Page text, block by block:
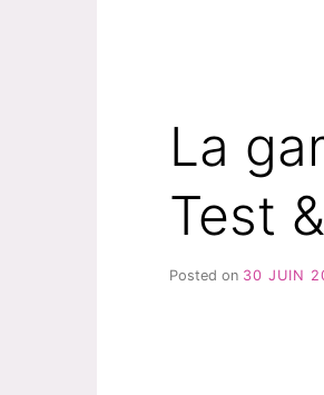
La
Test
Posted on 30 JUIN